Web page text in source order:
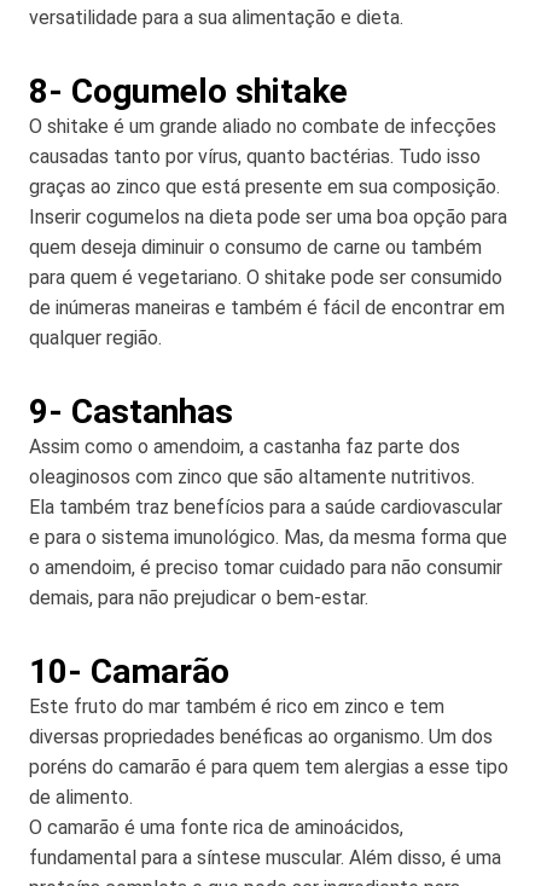
versatilidade para a sua alimentação e dieta.
8- Cogumelo shitake
O shitake é um grande aliado no combate de infecções
causadas tanto por vírus, quanto bactérias. Tudo isso
graças ao zinco que está presente em sua composição.
Inserir cogumelos na dieta pode ser uma boa opção para
quem deseja diminuir o consumo de carne ou também
para quem é vegetariano. O shitake pode ser consumido
de inúmeras maneiras e também é fácil de encontrar em
qualquer região.
9- Castanhas
Assim como o amendoim, a castanha faz parte dos
oleaginosos com zinco que são altamente nutritivos.
Ela também traz benefícios para a saúde cardiovascular
e para o sistema imunológico. Mas, da mesma forma que
o amendoim, é preciso tomar cuidado para não consumir
demais, para não prejudicar o bem-estar.
10- Camarão
Este fruto do mar também é rico em zinco e tem
diversas propriedades benéficas ao organismo. Um dos
poréns do camarão é para quem tem alergias a esse tipo
de alimento.
O camarão é uma fonte rica de aminoácidos,
fundamental para a síntese muscular. Além disso, é uma